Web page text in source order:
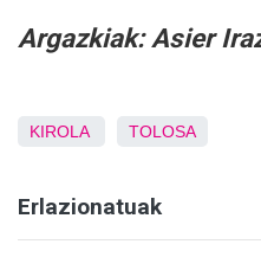
Argazkiak: Asier
KIROLA TOLOSA
Erlazionatuak